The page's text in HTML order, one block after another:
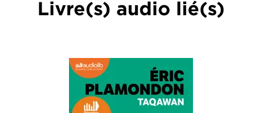
Livre(s) audio lié(s)